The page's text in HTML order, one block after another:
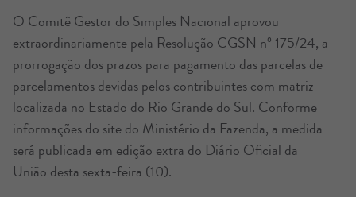
O Comitê Gestor do Simples Nacional aprovou
extraordinariamente pela Resolução CGSN nº 175/24, a
prorrogação dos prazos para pagamento das parcelas de
parcelamentos devidas pelos contribuintes com matriz
localizada no Estado do Rio Grande do Sul. Conforme
informações do site do Ministério da Fazenda, a medida
será publicada em edição extra do Diário Oficial da
União desta sexta-feira (10).